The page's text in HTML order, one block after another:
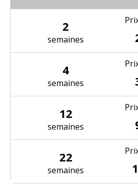
2
semaines
4
semaines
12
semaines
22
semaines